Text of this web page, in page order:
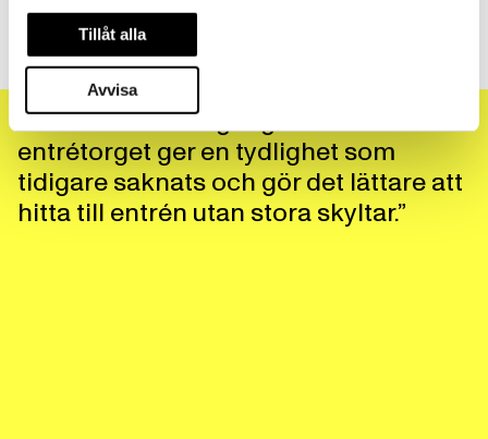
Tillåt alla
Avvisa
ramar av lackad plåt. Ramarna ger en antydan av
burspråk och är lätt snedvinklade för att ge fasaden ett
varierat och uppdaterat utseende.
“Ett väldefinierat gångstråk in mot
entrétorget ger en tydlighet som
tidigare saknats och gör det lättare att
hitta till entrén utan stora skyltar.”